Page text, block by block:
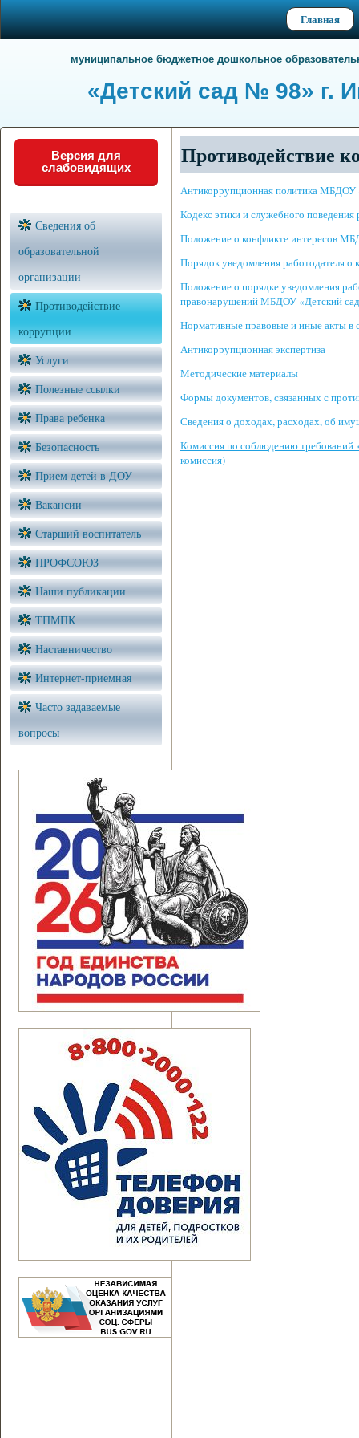
Главная
«Детский сад № 98» г.
муниципальное бюджетное дошкольное
Версия для
слабовидящих
Сведения об
образовательной
организации
Противодействие
коррупции
Услуги
Полезные ссылки
Права ребенка
Безопасность
Прием детей в ДОУ
Вакансии
Старший воспитатель
ПРОФСОЮЗ
Наши публикации
ТПМПК
Наставничество
Интернет-приемная
Часто задаваемые
вопросы
Противодействие
Антикоррупционная политика
Кодекс этики и служебного
Положение о конфликте интересов
Порядок уведомления работодателя
Положение о порядке уведомления
правонарушений МБДОУ «Детский
Нормативные правовые и иные акты в
Антикоррупционная экспертиза
Методические материалы
Формы документов, связанных с
Сведения о доходах, расходах, об
Комиссия по соблюдению требований
комиссия)